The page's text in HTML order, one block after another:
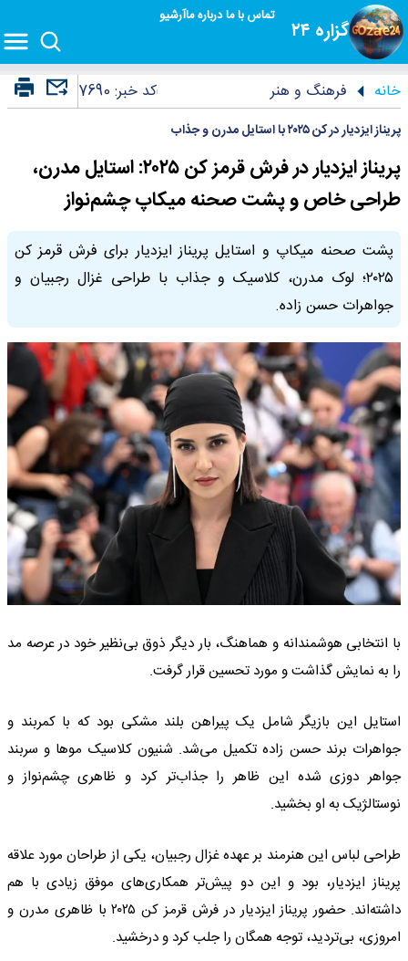
گزاره ۲۴
تماس با مادرباره ماآرشیو
خانه فرهنگ و هنر کد خبر: 7690
پریناز ایزدیار در کن ۲۰۲۵ با استایل مدرن و جذاب
پریناز ایزدیار در فرش قرمز کن ۲۰۲۵: استایل مدرن،
طراحی خاص و پشت صحنه میکاپ چشم‌نواز
پشت صحنه میکاپ و استایل پریناز ایزدیار برای فرش قرمز کن
۲۰۲۵؛ لوک مدرن، کلاسیک و جذاب با طراحی غزال رجبیان و
جواهرات حسن زاده.
با انتخابی هوشمندانه و هماهنگ، بار دیگر ذوق بی‌نظیر خود در عرصه مد
را به نمایش گذاشت و مورد تحسین قرار گرفت.
استایل این بازیگر شامل یک پیراهن بلند مشکی بود که با کمربند و
جواهرات برند حسن زاده تکمیل می‌شد. شنیون کلاسیک موها و سربند
جواهر دوزی شده این ظاهر را جذاب‌تر کرد و ظاهری چشم‌نواز و
نوستالژیک به او بخشید.
طراحی لباس این هنرمند بر عهده غزال رجبیان، یکی از طراحان مورد علاقه
پریناز ایزدیار، بود و این دو پیش‌تر همکاری‌های موفق زیادی با هم
داشته‌اند. حضور پریناز ایزدیار در فرش قرمز کن ۲۰۲۵ با ظاهری مدرن و
امروزی، بی‌تردید، توجه همگان را جلب کرد و درخشید.